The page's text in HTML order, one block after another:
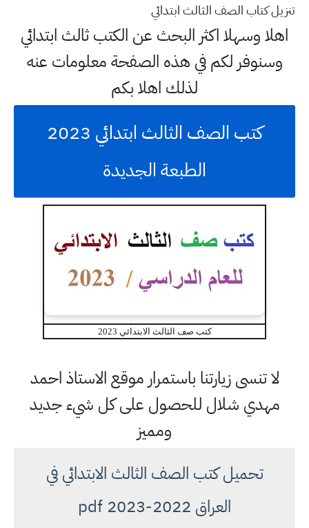
تنزيل كتاب الصف الثالث ابتدائي
اهلا وسهلا اكثر البحث عن الكتب ثالث ابتدائي
وسنوفر لكم في هذه الصفحة معلومات عنه
لذلك اهلا بكم
كتب الصف الثالث ابتدائي 2023
الطبعة الجديدة
كتب صف الثالث الابتدائي 2023
لا تنسى زيارتنا باستمرار موقع الاستاذ احمد
مهدي شلال للحصول على كل شيء جديد
ومميز
تحميل كتب الصف الثالث الابتدائي في
العراق 2022-2023 pdf